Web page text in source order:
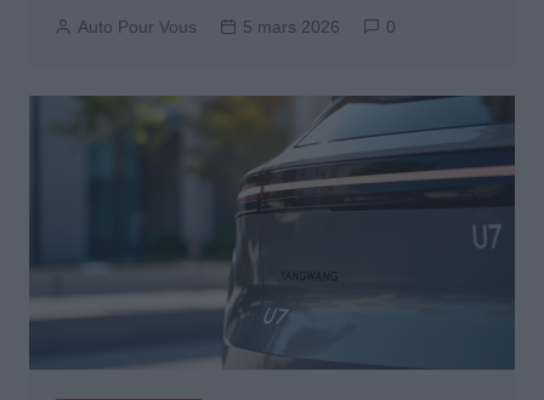
Auto Pour Vous 5 mars 2026 0